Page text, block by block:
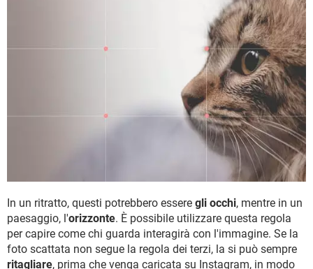
In un ritratto, questi potrebbero essere gli occhi, mentre in un
paesaggio, l'orizzonte. È possibile utilizzare questa regola
per capire come chi guarda interagirà con l'immagine. Se la
foto scattata non segue la regola dei terzi, la si può sempre
ritagliare, prima che venga caricata su Instagram, in modo